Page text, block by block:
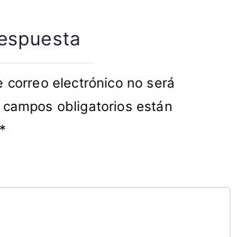
correo electrónico no será
campos obligatorios están
*